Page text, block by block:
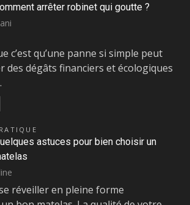
arrêter robinet qui goutte ?
c’est qu’une panne si simple peut
des dégâts financiers et écologiques
astuces pour bien choisir un
réveiller en pleine forme